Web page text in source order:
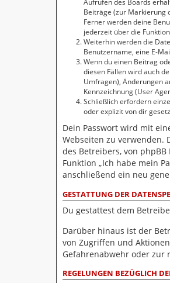
Beiträge (zur Markierung
Ferner werden deine
jederzeit über die
Weiterhin werden die
Benutzername, eine E-
Wenn du einen Beitrag
diesen Fällen wird auch
Umfragen), Änderungen
Kennzeichnung (User
Schließlich erfordern
oder explizit von dir
Dein Passwort wird mit
Webseiten zu verwenden.
des Betreibers, von
Funktion „Ich habe mein
anschließend ein neu
GESTATTUNG DER
Du gestattest dem
Darüber hinaus ist der
von Zugriffen und
Gefahrenabwehr oder zur
REGELUNGEN BEZÜGLICH